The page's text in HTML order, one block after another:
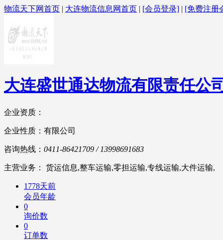
物流天下网首页 | 大连物流信息网首页 | [会员登录] | [免费注册
大连盛世通达物流有限责任公
企业资质：
企业性质：有限公司
咨询热线： 0411-86421709 / 13998691683
主营业务： 货运信息,整车运输,零担运输,专线运输,大件运输,
1778天前
会员年龄
0
询价数
0
订单数